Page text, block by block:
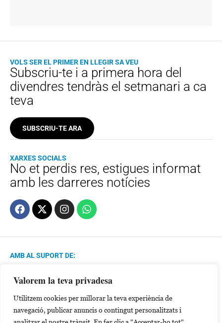
Valorem la teva privadesa
Utilitzem cookies per millorar la teva experiència de
navegació, publicar anuncis o contingut personalitzats i
VOLS SER EL PRIMER EN LLEGIR SA VEU
Subscriu-te i a primera hora del
divendres tendràs el setmanari a ca
teva
SUBSCRIU-TE ARA
XARXES SOCIALS
No et perdis res, estigues informat
amb les darreres notícies
AMB AL SUPORT DE: